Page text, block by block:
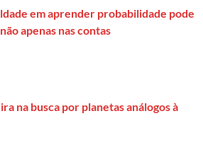
em aprender probabilidade pode
apenas nas contas
na busca por planetas análogos à